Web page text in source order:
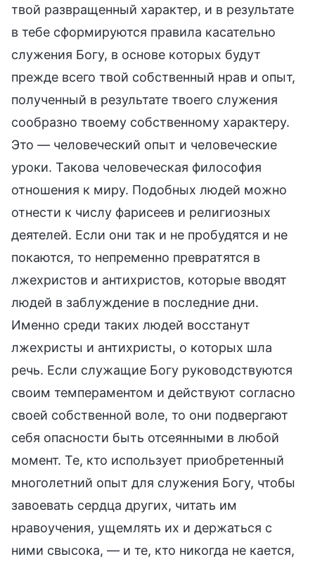
твой развращенный характер, и в результате
в тебе сформируются правила касательно
служения Богу, в основе которых будут
прежде всего твой собственный нрав и опыт,
полученный в результате твоего служения
сообразно твоему собственному характеру.
Это — человеческий опыт и человеческие
уроки. Такова человеческая философия
отношения к миру. Подобных людей можно
отнести к числу фарисеев и религиозных
деятелей. Если они так и не пробудятся и не
покаются, то непременно превратятся в
лжехристов и антихристов, которые вводят
людей в заблуждение в последние дни.
Именно среди таких людей восстанут
лжехристы и антихристы, о которых шла
речь. Если служащие Богу руководствуются
своим темпераментом и действуют согласно
своей собственной воле, то они подвергают
себя опасности быть отсеянными в любой
момент. Те, кто использует приобретенный
многолетний опыт для служения Богу, чтобы
завоевать сердца других, читать им
нравоучения, ущемлять их и держаться с
ними свысока, — и те, кто никогда не кается,